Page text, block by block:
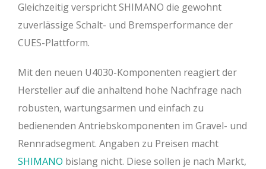
Gleichzeitig verspricht SHIMANO die gewohnt
zuverlässige Schalt- und Bremsperformance der
CUES-Plattform.
Mit den neuen U4030-Komponenten reagiert der
Hersteller auf die anhaltend hohe Nachfrage nach
robusten, wartungsarmen und einfach zu
bedienenden Antriebskomponenten im Gravel- und
Rennradsegment. Angaben zu Preisen macht
SHIMANO bislang nicht. Diese sollen je nach Markt,